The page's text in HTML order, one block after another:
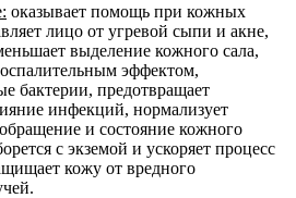
оказывает помощь при кожных
лицо от угревой сыпи и акне,
выделение кожного сала,
эффектом,
бактерии, предотвращает
инфекций, нормализует
и состояние кожного
с экземой и ускоряет процесс
кожу от вредного